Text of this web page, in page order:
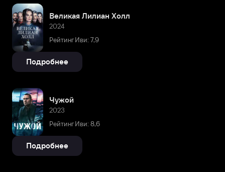
Великая Лилиан Холл
2024
Рейтинг Иви: 7,9
Подробнее
Чужой
2023
Рейтинг Иви: 8,6
Подробнее